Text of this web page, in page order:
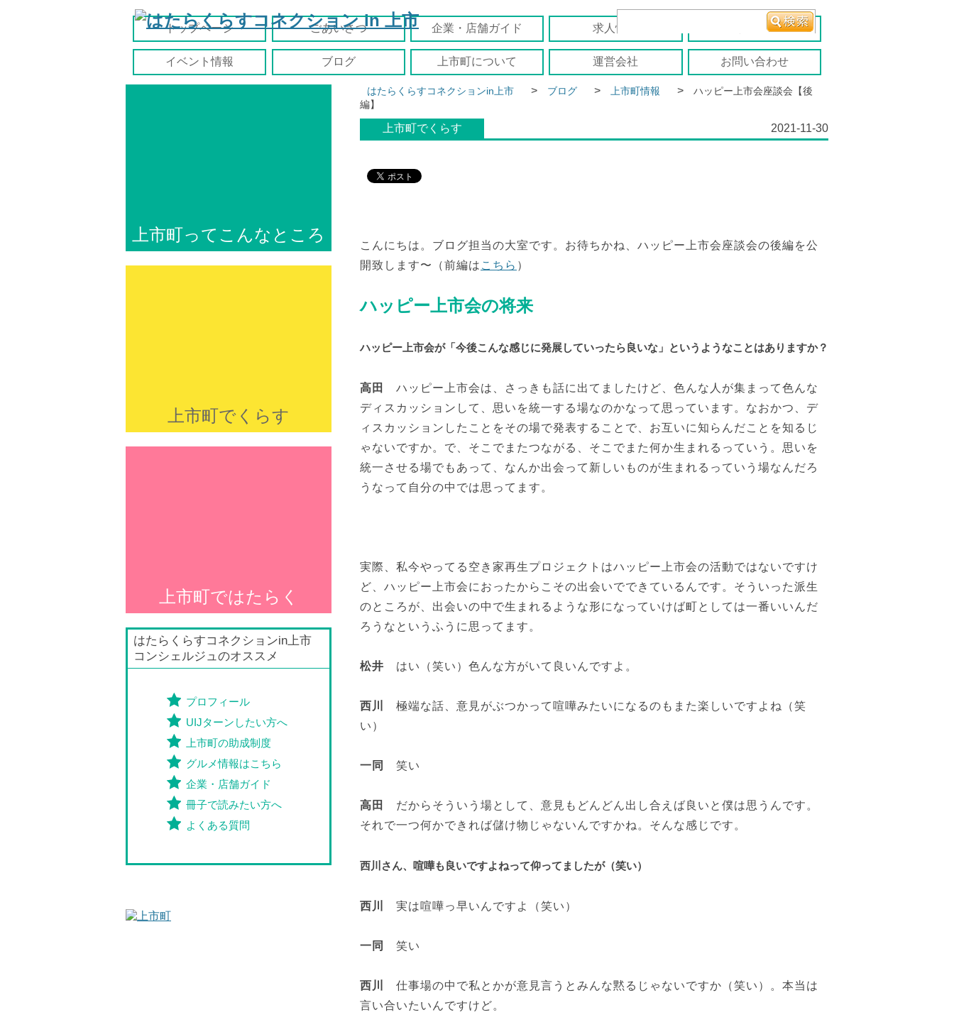
トップページ ごあいさつ 企業・店舗ガイド 求人情報 移住者の声
イベント情報 ブログ 上市町について 運営会社 お問い合わせ
はたらくらすコネクションin上市 > ブログ > 上市町情報 >
ハッピー上市会座談会【後
編】
上市町でくらす 2021-11-30
こんにちは。ブログ担当の大室です。お待ちかね、ハッピー上市会座談会の後編を公
開致します〜（前編は こちら ）
ハッピー上市会の将来
ハッピー上市会が「今後こんな感じに発展していったら良いな」というようなことはありますか？
高田
ハッピー上市会は、さっきも話に出てましたけど、色んな人が集まって色んな
ディスカッションして、思いを統一する場なのかなって思っています。なおかつ、デ
ィスカッションしたことをその場で発表することで、お互いに知らんだことを知るじ
ゃないですか。で、そこでまたつながる、そこでまた何か生まれるっていう。思いを
統一させる場でもあって、なんか出会って新しいものが生まれるっていう場なんだろ
うなって自分の中では思ってます。
実際、私今やってる空き家再生プロジェクトはハッピー上市会の活動ではないですけ
ど、ハッピー上市会におったからこその出会いでできているんです。そういった派生
のところが、出会いの中で生まれるような形になっていけば町としては一番いいんだ
ろうなというふうに思ってます。
松井 はい（笑い）色んな方がいて良いんですよ。
西川
極端な話、意見がぶつかって喧嘩みたいになるのもまた楽しいですよね（笑
い）
一同 笑い
高田
だからそういう場として、意見もどんどん出し合えば良いと僕は思うんです。
それで一つ何かできれば儲け物じゃないんですかね。そんな感じです。
西川さん、喧嘩も良いですよねって仰ってましたが（笑い）
西川 実は喧嘩っ早いんですよ（笑い）
一同 笑い
西川
仕事場の中で私とかが意見言うとみんな黙るじゃないですか（笑い）。本当は
言い合いたいんですけど。
上市町ってこんなところ
上市町でくらす
上市町ではたらく
はたらくらすコネクションin上市
コンシェルジュのオススメ
プロフィール
UIJターンしたい方へ
上市町の助成制度
グルメ情報はこちら
企業・店舗ガイド
冊子で読みたい方へ
よくある質問